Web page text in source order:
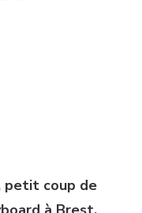
petit coup de